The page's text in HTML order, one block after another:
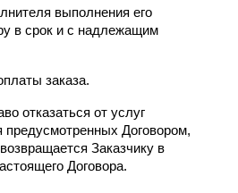
выполнения его
в срок и с надлежащим
заказа.
отказаться от услуг
предусмотренных Договором,
Заказчику в
Договора.